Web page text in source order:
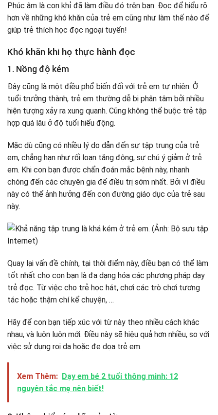
Phúc âm là con khỉ đã làm điều đó trên bạn. Đọc để hiểu rõ
hơn về những khó khăn của trẻ em cũng như làm thế nào để
giúp trẻ thích học đọc ngoại tuyến!
Khó khăn khi họ thực hành đọc
1. Nồng độ kém
Đây cũng là một điều phổ biến đối với trẻ em tự nhiên. Ở
tuổi trưởng thành, trẻ em thường dễ bị phân tâm bởi nhiều
hiện tượng xảy ra xung quanh. Cũng không thể buộc trẻ tập
hợp quá lâu ở độ tuổi hiếu động.
Mặc dù cũng có nhiều lý do dẫn đến sự tập trung của trẻ
em, chẳng hạn như rối loạn tăng động, sự chú ý giảm ở trẻ
em. Khi con bạn được chẩn đoán mắc bệnh này, nhanh
chóng đến các chuyên gia để điều trị sớm nhất. Bởi vì điều
này có thể ảnh hưởng đến con đường giáo dục của trẻ sau
này.
Quay lại vấn đề chính, tại thời điểm này, điều bạn có thể làm
tốt nhất cho con bạn là đa dạng hóa các phương pháp dạy
trẻ đọc. Từ việc cho trẻ học hát, chơi các trò chơi tương
tác hoặc thậm chí kể chuyện, …
Hãy để con bạn tiếp xúc với từ này theo nhiều cách khác
nhau, và luôn luôn mới. Điều này sẽ hiệu quả hơn nhiều, so với
việc sử dụng roi da hoặc đe dọa trẻ em.
Xem Thêm: Dạy em bé 2 tuổi thông minh: 12
nguyên tắc mẹ nên biết!